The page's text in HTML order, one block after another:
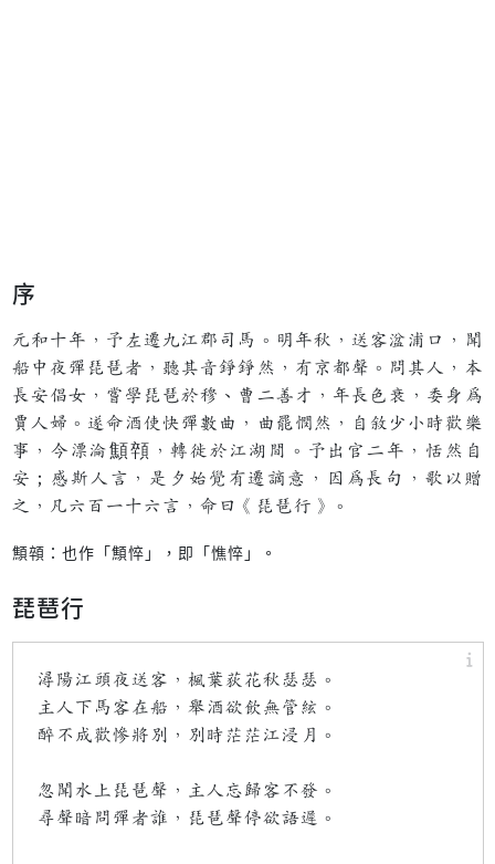
序
元和十年，予左遷九江郡司馬。明年秋，送客湓浦口，聞
船中夜彈琵琶者，聽其音錚錚然，有京都聲。問其人，本
長安倡女，嘗學琵琶於穆、曹二善才，年長色衰，委身為
賈人婦。遂命酒使快彈數曲，曲罷憫然，自敘少小時歡樂
事，今漂淪顦顇，轉徙於江湖間。予出官二年，恬然自
安；感斯人言，是夕始覺有遷謫意，因為長句，歌以贈
之，凡六百一十六言，命曰《琵琶行》。
顦顇：也作「顦悴」，即「憔悴」。
琵琶行
潯陽江頭夜送客，楓葉荻花秋瑟瑟。
主人下馬客在船，舉酒欲飲無管絃。
醉不成歡慘將別，別時茫茫江浸月。
忽聞水上琵琶聲，主人忘歸客不發。
尋聲暗問彈者誰，琵琶聲停欲語遲。